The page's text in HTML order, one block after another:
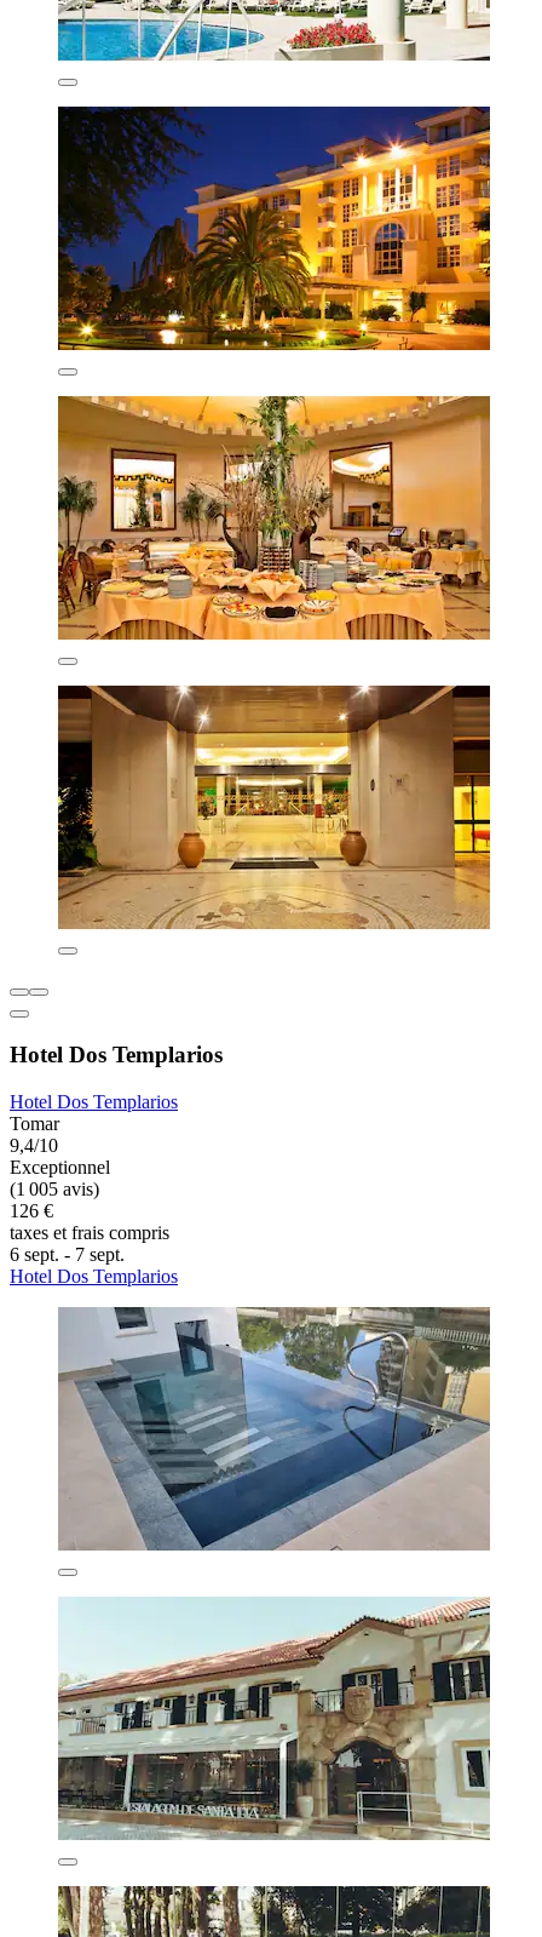
Hotel Dos Templarios
Hotel Dos Templarios
Tomar
9,4/10
Exceptionnel
(1 005 avis)
126 €
taxes et frais compris
6 sept. - 7 sept.
Hotel Dos Templarios